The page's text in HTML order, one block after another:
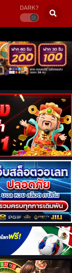
DARK?